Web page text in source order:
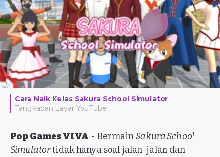
Cara Naik Kelas Sakura School Simulator
Tangkapan Layar YouTube
Pop Games VIVA - BermainSakura School
Simulatortidak hanya soal jalan-jalan dan